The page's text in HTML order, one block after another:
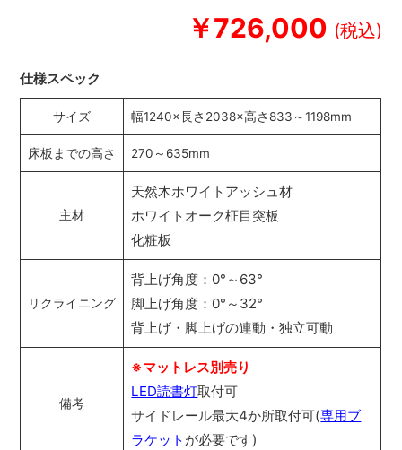
￥726,000
仕様スペック
サイズ 幅1240×長さ2038×高さ833～1198mm
床板までの高さ 270～635mm
主材
天然木ホワイトアッシュ材
ホワイトオーク柾目突板
化粧板
リクライニング
背上げ角度：0°～63°
脚上げ角度：0°～32°
背上げ・脚上げの連動・独立可動
備考
※マットレス別売り
LED読書灯取付可
サイドレール最大4か所取付可(専用ブ
ラケット が必要です)